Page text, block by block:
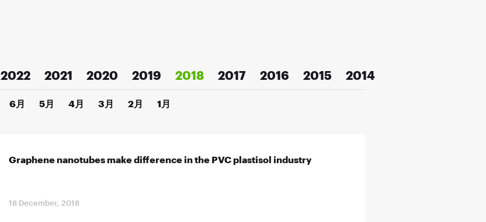
2022 2021 2020 2019 2018 2017 2016 2015 2014
6月 5月 4月 3月 2月 1月
Graphene nanotubes make difference in the PVC plastisol industry
18 December, 2018